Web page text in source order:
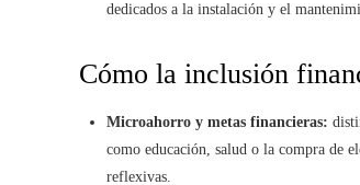
dedicados a la instalación y el
Cómo la inclusión
Microahorro y metas financieras:
como educación, salud o la compra de
reflexivas.